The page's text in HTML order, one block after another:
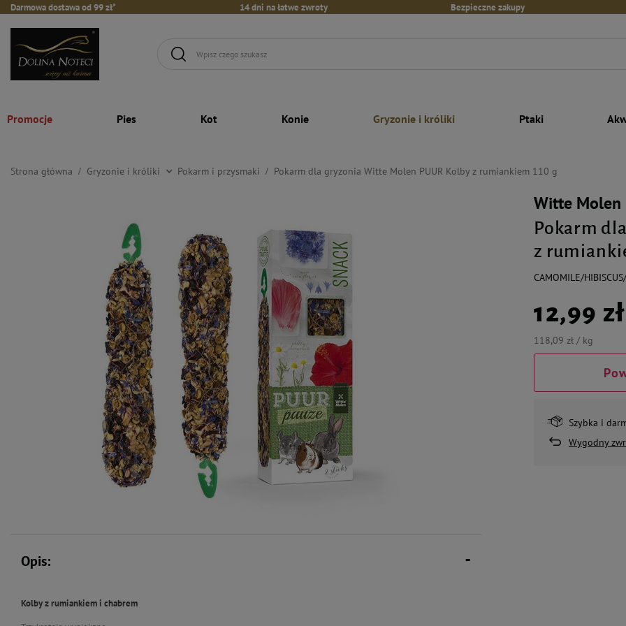
Darmowa dostawa od 99 zł* 14 dni na łatwe zwroty Bezpieczne zakupy
Promocje Pies Kot Konie Gryzonie i króliki Ptaki
Strona główna Gryzonie i króliki Pokarm i przysmaki Pokarm dla gryzonia Witte Molen PUUR Kolby z rumiankiem 110 g
Witte Molen
Pokarm
z
CAMOMILE/
12,99 zł
118,09 zł / kg
Szybka i
Wygodny
Opis:
Kolby z rumiankiem i chabrem